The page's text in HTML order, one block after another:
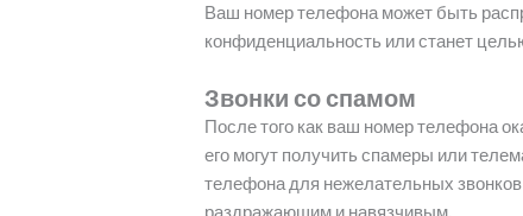
Ваш номер телефона может быть
конфиденциальность или станет
Звонки со спамом
После того как ваш номер телефона
его могут получить спамеры или
телефона для нежелательных
раздражающим и навязчивым.